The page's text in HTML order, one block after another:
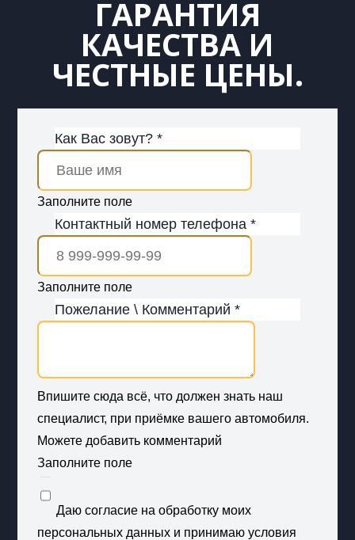
ГАРАНТИЯ
КАЧЕСТВА И
ЧЕСТНЫЕ ЦЕНЫ.
Как Вас зовут? *
Заполните поле
Контактный номер телефона *
Заполните поле
Пожелание \ Комментарий *
Впишите сюда всё, что должен знать наш
специалист, при приёмке вашего автомобиля.
Можете добавить комментарий
Заполните поле
Даю согласие на обработку моих
персональных данных и принимаю условия